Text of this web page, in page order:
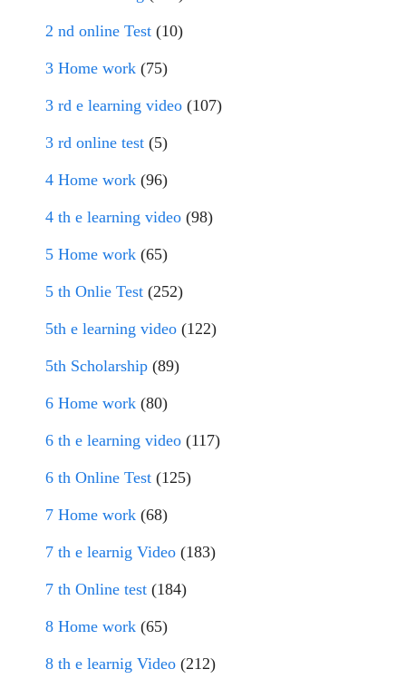
2 nd online Test (10)
3 Home work (75)
3 rd e learning video (107)
3 rd online test (5)
4 Home work (96)
4 th e learning video (98)
5 Home work (65)
5 th Onlie Test (252)
5th e learning video (122)
5th Scholarship (89)
6 Home work (80)
6 th e learning video (117)
6 th Online Test (125)
7 Home work (68)
7 th e learnig Video (183)
7 th Online test (184)
8 Home work (65)
8 th e learnig Video (212)